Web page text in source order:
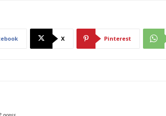
X Pinterest